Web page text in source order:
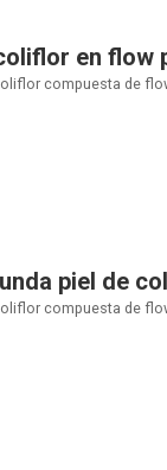
en flow
compuesta de
piel de
compuesta de